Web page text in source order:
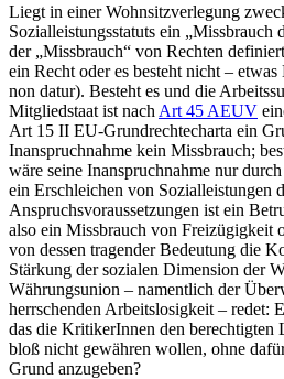
Liegt in einer Wohnsitzverlegung
Sozialleistungsstatuts ein „Missbrauch
der „Missbrauch“ von Rechten
ein Recht oder es besteht nicht –
non datur). Besteht es und die
Mitgliedstaat ist nach Art 45 AEUV
Art 15 II EU-Grundrechtecharta ein
Inanspruchnahme kein Missbrauch;
wäre seine Inanspruchnahme nur
ein Erschleichen von Sozialleistungen
Anspruchsvoraussetzungen ist ein
also ein Missbrauch von Freizügigkeit
von dessen tragender Bedeutung die
Stärkung der sozialen Dimension der
Währungsunion – namentlich der
herrschenden Arbeitslosigkeit – redet:
das die KritikerInnen den berechtigten
bloß nicht gewähren wollen, ohne
Grund anzugeben?